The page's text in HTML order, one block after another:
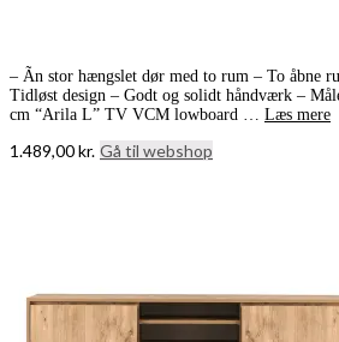
– Ãn stor hængslet dør med to rum – To åbne
Tidløst design – Godt og solidt håndværk –
cm “Arila L” TV VCM lowboard … Læs mere
1.489,00kr. Gå til webshop